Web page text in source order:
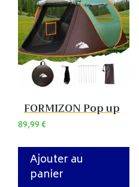
FORMIZON Pop up
89,99€
Ajouter au
panier